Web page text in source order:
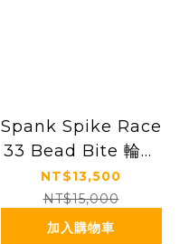
Spank Spike Race
33 Bead Bite 輪組
(27.5")
NT$13,500
NT$15,000
加入購物車